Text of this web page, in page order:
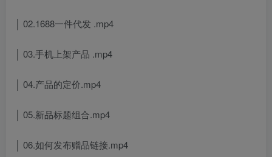
│ 02.1688一件代发 .mp4
│ 03.手机上架产品 .mp4
│ 04.产品的定价.mp4
│ 05.新品标题组合.mp4
│ 06.如何发布赠品链接.mp4